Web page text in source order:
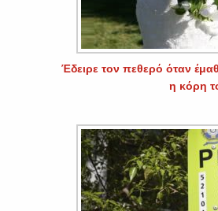
Έδειρε τον πεθερό όταν
η κόρη